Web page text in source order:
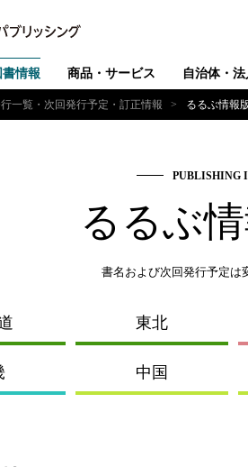
書情報 商品・サービス 自治体・
一覧・次回発行予定・訂正情報 るるぶ情報
PUBLISHING
るるぶ
書名および次回発行予定は
東北
中国